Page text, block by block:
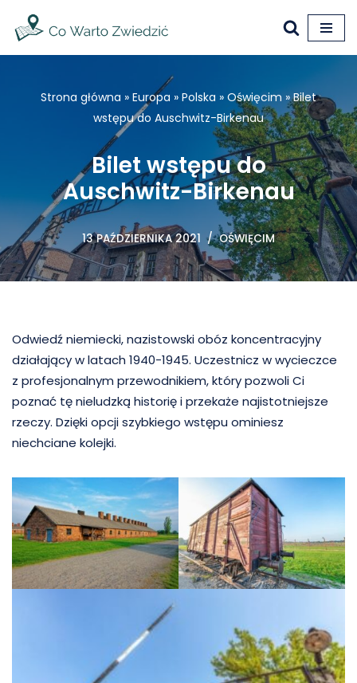
Przejdź
Strona główna » Europa » Polska » Oświęcim »Bilet
wstępu do Auschwitz-Birkenau
Bilet wstępu do
Auschwitz-Birkenau
13 PAŹDZIERNIKA 2021 OŚWIĘCIM
Odwiedź niemiecki, nazistowski obóz koncentracyjny
działający w latach 1940-1945. Uczestnicz w wycieczce
z profesjonalnym przewodnikiem, który pozwoli Ci
poznać tę nieludzką historię i przekaże najistotniejsze
rzeczy. Dzięki opcji szybkiego wstępu ominiesz
niechciane kolejki.